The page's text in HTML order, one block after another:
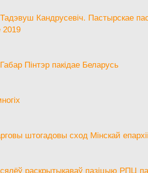
Кандрусевіч. Пастырскае
2019
Пінтэр пакідае Беларусь
штогадовы сход Мінскай
раскрытыкаваў пазіцыю РПЦ